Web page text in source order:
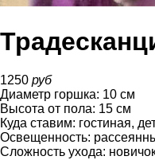
1250 руб
Диаметр горшка: 10 см
Высота от пола: 15 см
Куда ставим: гостиная,
Освещенность:
Сложность ухода: